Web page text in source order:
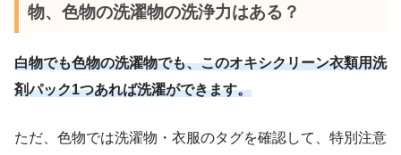
物、色物の洗濯物の洗浄力はある？
白物でも色物の洗濯物でも、このオキシクリーン衣類用洗
剤パック1つあれば洗濯ができます。
ただ、色物では洗濯物・衣服のタグを確認して、特別注意